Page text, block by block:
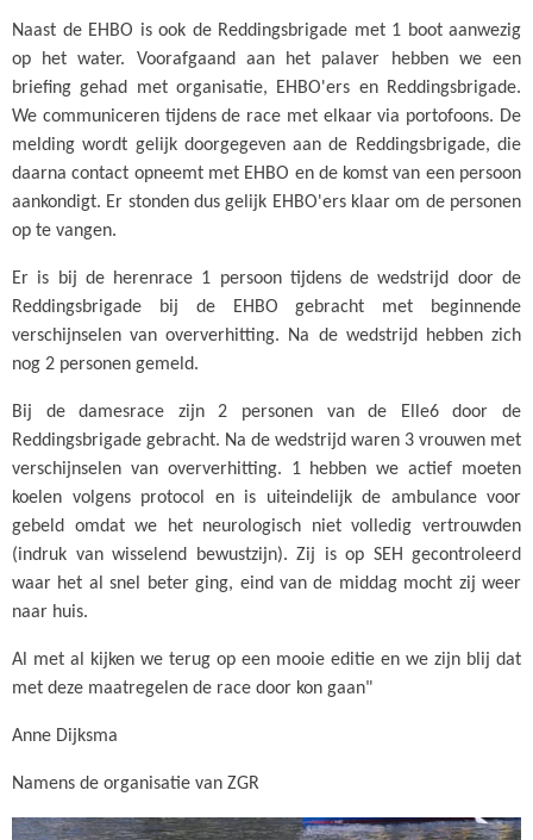
Naast de EHBO is ook de Reddingsbrigade met 1 boot aanwezig
op het water. Voorafgaand aan het palaver hebben we een
briefing gehad met organisatie, EHBO'ers en Reddingsbrigade.
We communiceren tijdens de race met elkaar via portofoons. De
melding wordt gelijk doorgegeven aan de Reddingsbrigade, die
daarna contact opneemt met EHBO en de komst van een persoon
aankondigt. Er stonden dus gelijk EHBO'ers klaar om de personen
op te vangen.
Er is bij de herenrace 1 persoon tijdens de wedstrijd door de
Reddingsbrigade bij de EHBO gebracht met beginnende
verschijnselen van oververhitting. Na de wedstrijd hebben zich
nog 2 personen gemeld.
Bij de damesrace zijn 2 personen van de Elle6 door de
Reddingsbrigade gebracht. Na de wedstrijd waren 3 vrouwen met
verschijnselen van oververhitting. 1 hebben we actief moeten
koelen volgens protocol en is uiteindelijk de ambulance voor
gebeld omdat we het neurologisch niet volledig vertrouwden
(indruk van wisselend bewustzijn). Zij is op SEH gecontroleerd
waar het al snel beter ging, eind van de middag mocht zij weer
naar huis.
Al met al kijken we terug op een mooie editie en we zijn blij dat
met deze maatregelen de race door kon gaan"
Anne Dijksma
Namens de organisatie van ZGR